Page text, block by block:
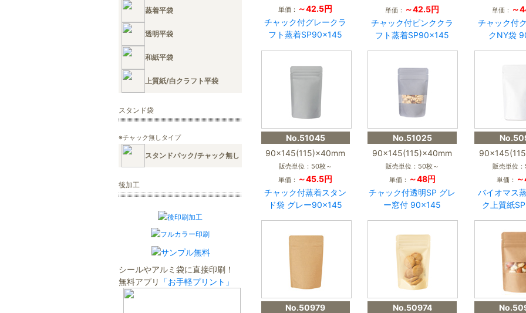
蒸着平袋
透明平袋
和紙平袋
上質紙/白クラフト平袋
スタンド袋
※チャック無しタイプ
スタンドパック/チャック無し
後加工
シールやアルミ袋に直接印刷！
無料アプリ
「お手軽プリント」
単価： ～42.5円
チャック付グレークラ
フト蒸着SP90×145
単価： ～42.5円
チャック付ピンククラ
フト蒸着SP90×145
単価： ～
チャック付
クNY袋
No.51045
90×145(115)×40mm
販売単位：50枚～
単価： ～45.5円
チャック付蒸着スタン
ド袋 グレー90×145
No.51025
90×145(115)×40mm
販売単位：50枚～
単価： ～48円
チャック付透明SP グレ
ー窓付 90×145
販売単位
単価：
バイオマス
ク上質紙
No.50979
No.50974